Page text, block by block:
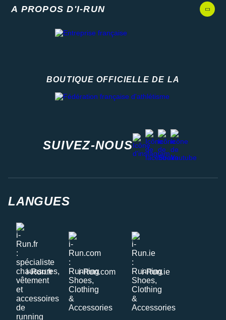
A PROPOS D'I-RUN
BOUTIQUE OFFICIELLE DE LA
SUIVEZ-NOUS
instagram
facebook
stravayoutube
LANGUES
i-Run.fr i-Run.com i-Run.ie